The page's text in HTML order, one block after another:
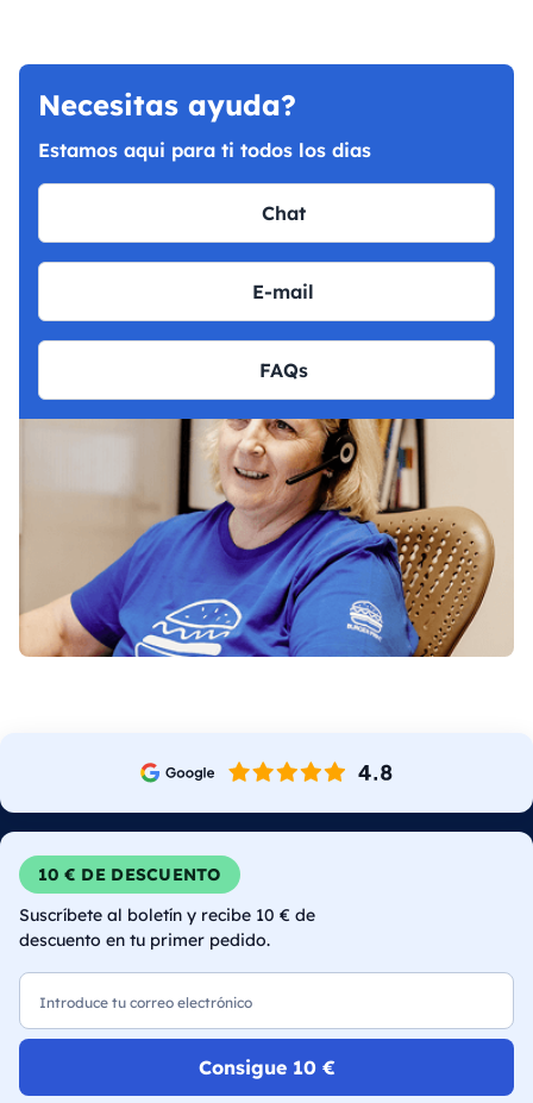
Necesitas ayuda?
Estamos aqui para ti todos los dias
Chat
E-mail
FAQs
10 € DE DESCUENTO
Suscríbete al boletín y recibe 10 € de
descuento en tu primer pedido.
Consigue 10 €